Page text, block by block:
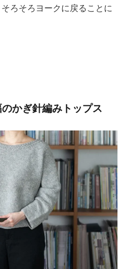
ろそろヨークに戻ることに
のかぎ針編みトップス